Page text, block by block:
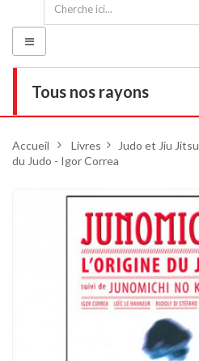
Tous nos rayons
DVD
Chaussures
Protections
Cible de frappe
Condition physique
Basculer
la
navigation
Accueil > Livres > Judo et Jiu Jitsu
du Judo - Igor Correa